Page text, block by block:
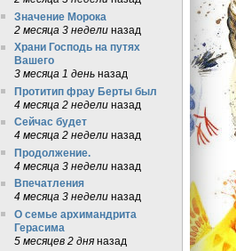
Значение Морока
2 месяца 3 неделиназад
Храни Господь на путях
Вашего
3 месяца 1 деньназад
Протитип фрау Берты был
4 месяца 2 неделиназад
Сейчас будет
4 месяца 2 неделиназад
Продолжение.
4 месяца 3 неделиназад
Впечатления
4 месяца 3 неделиназад
О семье архимандрита
Герасима
5 месяцев 2 дняназад